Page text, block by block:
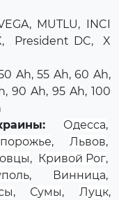
, MUTLU, INCI
, President DC,X
Ah, 55 Ah, 60 Ah,
90 Ah, 95 Ah, 100
Одесса,
, Львов,
, Кривой Рог,
, Винница,
, Сумы, Луцк,